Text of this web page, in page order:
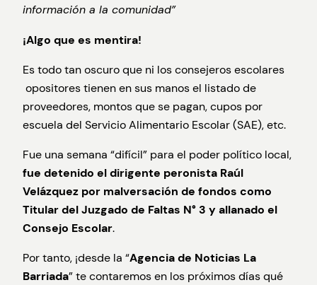
información a la comunidad”
¡Algo que es mentira!
Es todo tan oscuro que ni los consejeros escolares
opositores tienen en sus manos el listado de
proveedores, montos que se pagan, cupos por
escuela del Servicio Alimentario Escolar (SAE), etc.
Fue una semana “difícil” para el poder político local,
fue detenido el dirigente peronista Raúl
Velázquez por malversación de fondos como
Titular del Juzgado de Faltas N° 3 y allanado el
Consejo Escolar.
Por tanto, ¡desde la “Agencia de Noticias La
Barriada” te contaremos en los próximos días qué